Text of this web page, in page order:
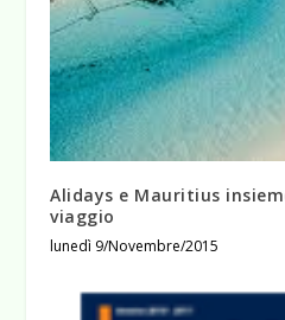
Alidays e Mauritius
viaggio
lunedì 9/Novembre/2015